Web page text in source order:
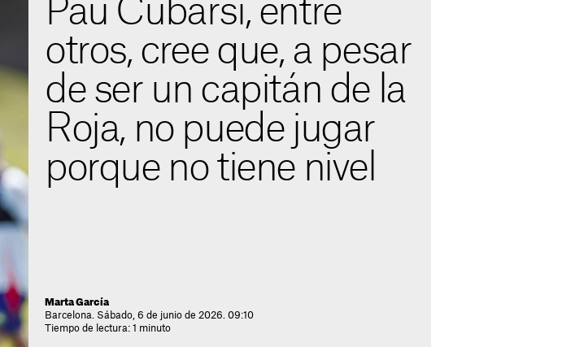
Pau Cubarsí, entre
otros, cree que, a pesar
de ser un capitán de la
Roja, no puede jugar
porque no tiene nivel
Marta García
Barcelona. Sábado, 6 de junio de 2026. 09:10
Tiempo de lectura: 1 minuto